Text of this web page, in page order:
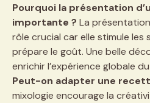
Pourquoi la présentation
importante ? La
rôle crucial car elle stimule les
prépare le goût. Une belle
enrichir l’expérience globale
Peut-on adapter une
mixologie encourage la